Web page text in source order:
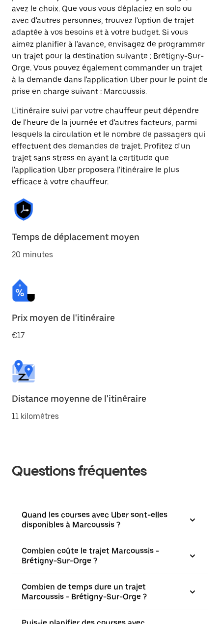
avez le choix. Que vous vous déplaciez en solo ou
avec d'autres personnes, trouvez l'option de trajet
adaptée à vos besoins et à votre budget. Si vous
aimez planifier à l'avance, envisagez de programmer
un trajet pour la destination suivante : Brétigny-Sur-
Orge. Vous pouvez également commander un trajet
à la demande dans l'application Uber pour le point de
prise en charge suivant : Marcoussis.
L'itinéraire suivi par votre chauffeur peut dépendre
de l'heure de la journée et d'autres facteurs, parmi
lesquels la circulation et le nombre de passagers qui
effectuent des demandes de trajet. Profitez d'un
trajet sans stress en ayant la certitude que
l'application Uber proposera l'itinéraire le plus
efficace à votre chauffeur.
Temps de déplacement moyen
20 minutes
Prix moyen de l'itinéraire
€17
Distance moyenne de l'itinéraire
11 kilomètres
Questions fréquentes
Quand les courses avec Uber sont-elles
disponibles à Marcoussis ?
Combien coûte le trajet Marcoussis -
Brétigny-Sur-Orge ?
Combien de temps dure un trajet
Marcoussis - Brétigny-Sur-Orge ?